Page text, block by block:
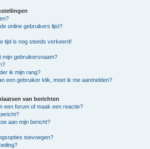
online gebruikers lijst?
tijd is nog steeds verkeerd!
mijn gebruikersnaam?
ik mijn rang?
een gebruiker klik, moet ik me aanmelden?
van berichten
een forum of maak een reactie?
aan mijn bericht?
toevoegen?